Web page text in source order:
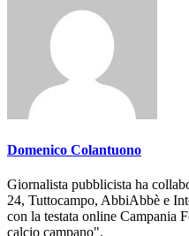
Domenico Colantuono
Giornalista pubblicista ha
24, Tuttocampo, AbbiAbbè e
con la testata online Campania
calcio campano".